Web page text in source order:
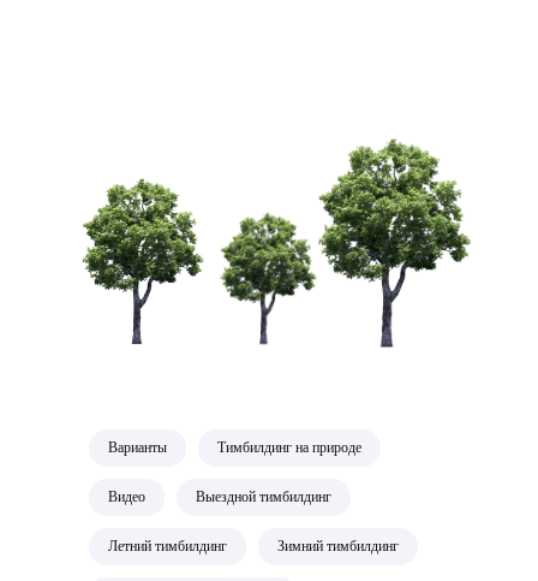
Варианты Тимбилдинг на природе
Видео Выездной тимбилдинг
Летний тимбилдинг Зимний тимбилдинг